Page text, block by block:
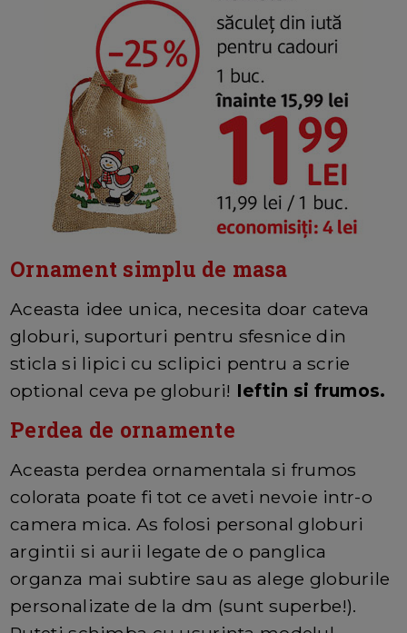
Ornament simplu de masa
Aceasta idee unica, necesita doar cateva
globuri, suporturi pentru sfesnice din
sticla si lipici cu sclipici pentru a scrie
optional ceva pe globuri! Ieftin si frumos.
Perdea de ornamente
Aceasta perdea ornamentala si frumos
colorata poate fi tot ce aveti nevoie intr-o
camera mica. As folosi personal globuri
argintii si aurii legate de o panglica
organza mai subtire sau as alege globurile
personalizate de la dm (sunt superbe!).